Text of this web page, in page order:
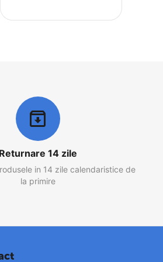
Returnare 14 zile
in 14 zile calendaristice de
la primire